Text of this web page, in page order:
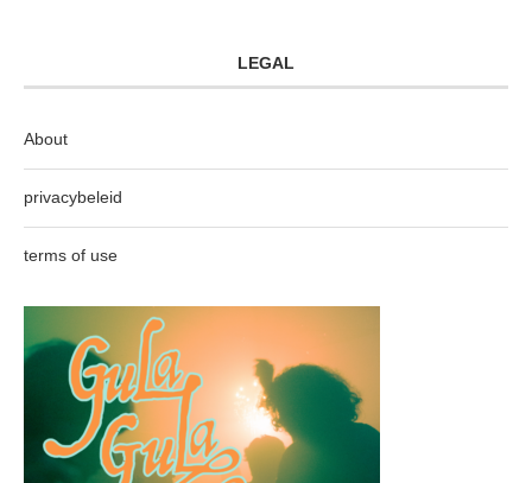
LEGAL
About
privacybeleid
terms of use